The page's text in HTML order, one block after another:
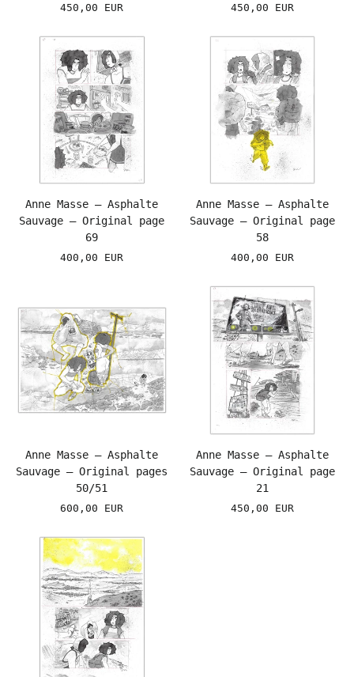
450,00 EUR 450,00 EUR
Anne Masse – Asphalte
Sauvage – Original page
69
400,00 EUR
Anne Masse – Asphalte
Sauvage – Original page
58
400,00 EUR
Anne Masse – Asphalte
Sauvage – Original pages
50/51
600,00 EUR
Anne Masse – Asphalte
Sauvage – Original page
21
450,00 EUR